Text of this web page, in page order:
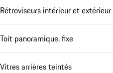
Rétroviseurs intérieur et
Toit panoramique, fixe
Vitres arrières teintés